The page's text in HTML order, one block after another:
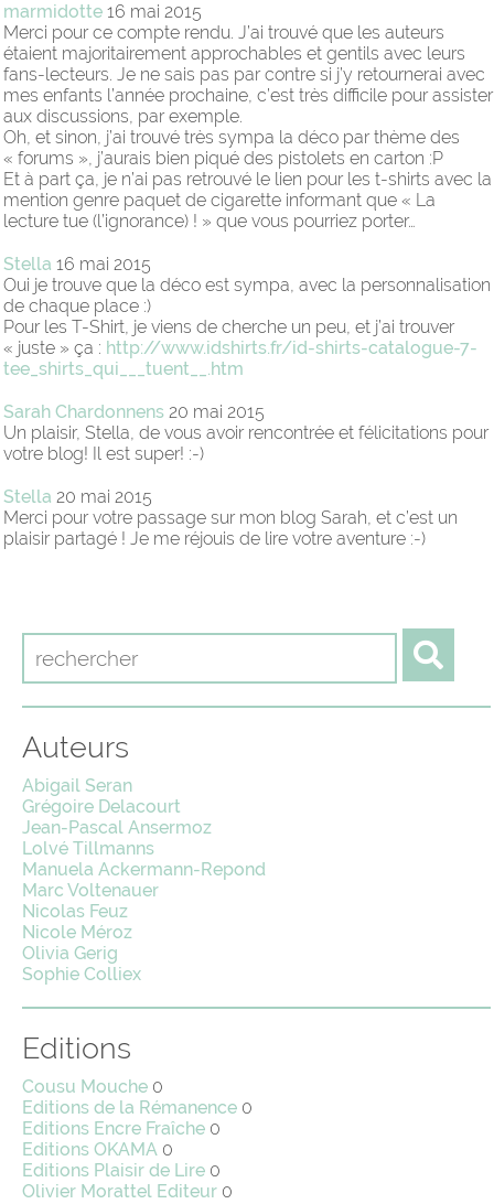
marmidotte 16 mai 2015
Merci pour ce compte rendu. J’ai trouvé que les auteurs
étaient majoritairement approchables et gentils avec leurs
fans-lecteurs. Je ne sais pas par contre si j’y retournerai avec
mes enfants l’année prochaine, c’est très difficile pour assister
aux discussions, par exemple.
Oh, et sinon, j’ai trouvé très sympa la déco par thème des
« forums », j’aurais bien piqué des pistolets en carton :P
Et à part ça, je n’ai pas retrouvé le lien pour les t-shirts avec la
mention genre paquet de cigarette informant que « La
lecture tue (l’ignorance) ! » que vous pourriez porter…
Stella 16 mai 2015
Oui je trouve que la déco est sympa, avec la personnalisation
de chaque place :)
Pour les T-Shirt, je viens de cherche un peu, et j’ai trouver
« juste » ça : http://www.idshirts.fr/id-shirts-catalogue-7-
tee_shirts_qui___tuent__.htm
Sarah Chardonnens 20 mai 2015
Un plaisir, Stella, de vous avoir rencontrée et félicitations pour
votre blog! Il est super! :-)
Stella 20 mai 2015
Merci pour votre passage sur mon blog Sarah, et c’est un
plaisir partagé ! Je me réjouis de lire votre aventure :-)
Auteurs
Abigail Seran
Grégoire Delacourt
Jean-Pascal Ansermoz
Lolvé Tillmanns
Manuela Ackermann-Repond
Marc Voltenauer
Nicolas Feuz
Nicole Méroz
Olivia Gerig
Sophie Colliex
Editions
Cousu Mouche 0
Editions de la Rémanence 0
Editions Encre Fraîche 0
Editions OKAMA 0
Editions Plaisir de Lire 0
Olivier Morattel Editeur 0